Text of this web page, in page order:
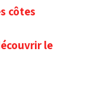
côtes
le